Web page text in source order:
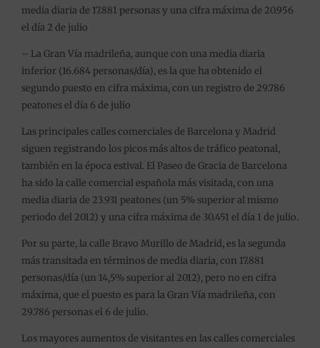
media diaria de 17.881 personas y una cifra máxima de 20.956
el día 2 de julio
– La Gran Vía madrileña, aunque con una media diaria
inferior (16.684 personas/día), es la que ha obtenido el
segundo puesto en cifra máxima, con un registro de 29.786
peatones el día 6 de julio
Las principales calles comerciales de Barcelona y Madrid
siguen registrando los picos más altos de tráfico peatonal,
también en la época estival. El Paseo de Gracia de Barcelona
ha sido la calle comercial española más visitada, con una
media diaria de 23.931 peatones (un 5% superior al mismo
periodo del 2012) y una cifra máxima de 30.451 el día 1 de julio.
Por su parte, la calle Bravo Murillo de Madrid, es la segunda
más transitada en términos de media diaria, con 17.881
personas/día (un 14,5% superior al 2012), pero no en cifra
máxima, que el puesto es para la Gran Vía madrileña, con
29.786 personas el 6 de julio.
Los mayores aumentos de visitantes en las calles comerciales